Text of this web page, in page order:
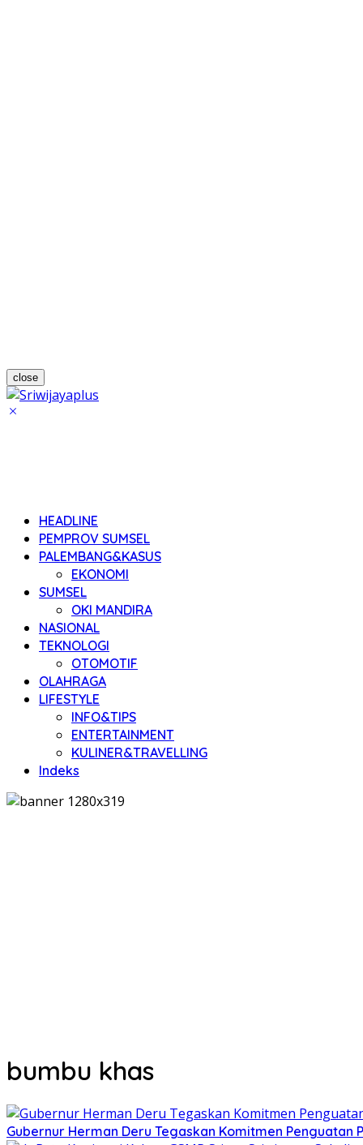
close
HEADLINE
PEMPROV SUMSEL
PALEMBANG&KASUS
EKONOMI
SUMSEL
OKI MANDIRA
NASIONAL
TEKNOLOGI
OTOMOTIF
OLAHRAGA
LIFESTYLE
INFO&TIPS
ENTERTAINMENT
KULINER&TRAVELLING
Indeks
bumbu khas
Gubernur Herman Deru Tegaskan Komitmen Penguatan